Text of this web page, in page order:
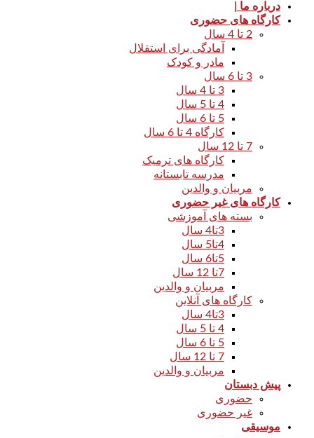
درباره ما |
کارگاه های حضوری
2 تا 4 سال
آمادگی برای استقلال
مادر و کودک
3 تا 6 سال
3 تا 4 سال
4 تا 5 سال
5 تا 6 سال
کارگاه 4 تا 6 سال
7 تا 12 سال
کارگاه های ترمیک
مدرسه تابستانه
مربیان و والدین
کارگاه های غیر حضوری
بسته های آموزشی
3تا4 سال
4تا5 سال
5تا6 سال
7تا 12 سال
مربیان و والدین
کارگاه های آنلاین
3تا4 سال
4 تا 5 سال
5 تا 6 سال
7 تا 12 سال
مربیان و والدین
پیش دبستان
حضوری
غیر حضوری
موسیقی